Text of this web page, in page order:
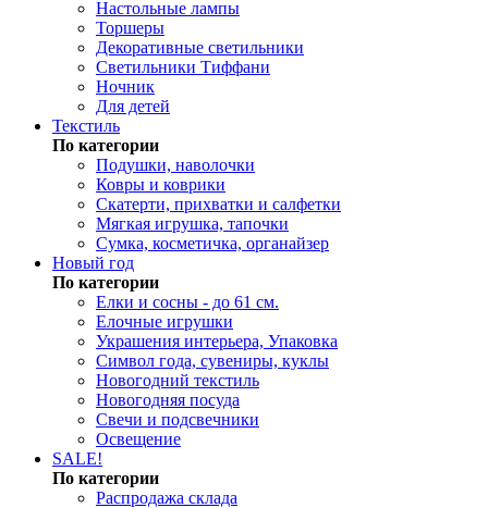
Настольные лампы
Торшеры
Декоративные светильники
Светильники Тиффани
Ночник
Для детей
Текстиль
По категории
Подушки, наволочки
Ковры и коврики
Скатерти, прихватки и салфетки
Мягкая игрушка, тапочки
Сумка, косметичка, органайзер
Новый год
По категории
Елки и сосны - до 61 см.
Елочные игрушки
Украшения интерьера, Упаковка
Символ года, сувениры, куклы
Новогодний текстиль
Новогодняя посуда
Свечи и подсвечники
Освещение
SALE!
По категории
Распродажа склада